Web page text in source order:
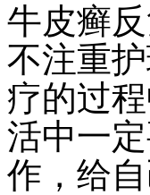
牛皮癣
不注重
疗的过
活中一
作，给